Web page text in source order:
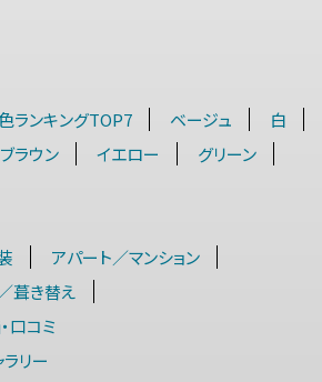
ランキングTOP7
ベージュ
白
ブラウン イエロー
グリーン
アパート／マンション
葺き替え
口コミ
リー